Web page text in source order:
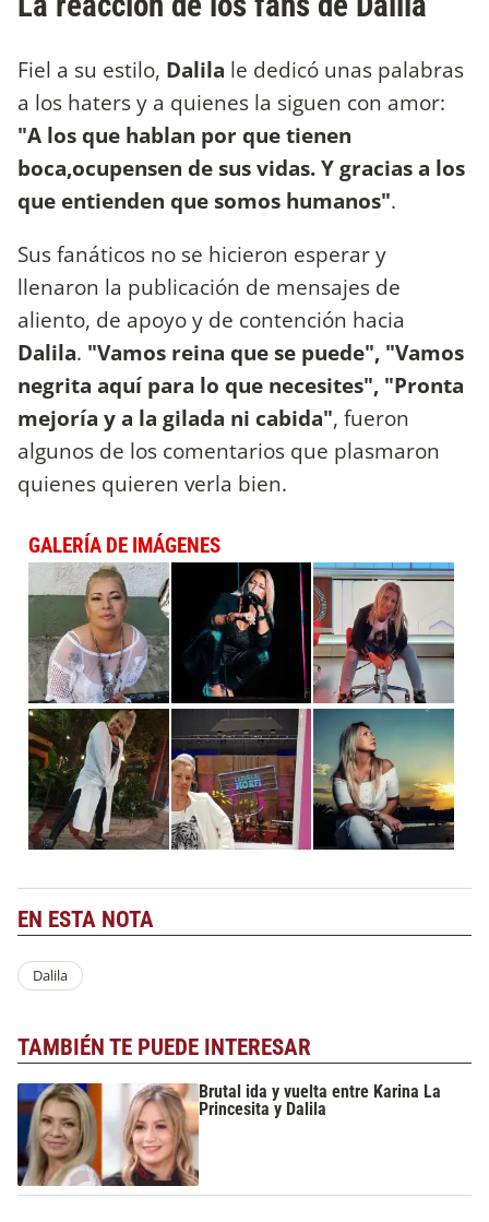
Fiel a su estilo, Dalila le dedicó unas palabras
a los haters y a quienes la siguen con amor:
"A los que hablan por que tienen
boca,ocupensen de sus vidas. Y gracias a los
que entienden que somos humanos".
Sus fanáticos no se hicieron esperar y
llenaron la publicación de mensajes de
aliento, de apoyo y de contención hacia
Dalila. "Vamos reina que se puede", "Vamos
negrita aquí para lo que necesites", "Pronta
mejoría y a la gilada ni cabida", fueron
algunos de los comentarios que plasmaron
quienes quieren verla bien.
GALERÍA DE IMÁGENES
EN ESTA NOTA
Dalila
TAMBIÉN TE PUEDE INTERESAR
Brutal ida y vuelta entre Karina La
Princesita y Dalila